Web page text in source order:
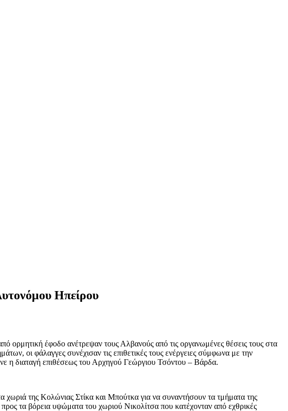
Ηπείρου
ορμητική έφοδο ανέτρεψαν τους Αλβανούς από τις οργανωμένες θέσεις τους στα
οι φάλαγγες συνέχισαν τις επιθετικές τους ενέργειες σύμφωνα με την
η διαταγή επιθέσεως του Αρχηγού Γεώργιου Τσόντου – Βάρδα.
της Κολώνιας Στίκα και Μπούτκα για να συναντήσουν τα τμήματα της
τα βόρεια υψώματα του χωριού Νικολίτσα που κατέχονταν από εχθρικές